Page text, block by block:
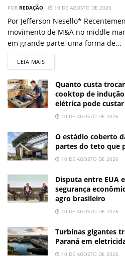
POR REDAÇÃO 10 DE AGOSTO DE 2026
Por Jefferson Nesello*
movimento de M&A no middle
em grande parte, uma forma de...
LEIA MAIS
Quanto custa
cooktop de
elétrica pode
10 DE AGOSTO DE 2026
O estádio coberto
partes do teto que
10 DE AGOSTO DE 2026
Disputa entre EUA
segurança
agro brasileiro
10 DE AGOSTO DE 2026
Turbinas gigantes
Paraná em
10 DE AGOSTO DE 2026